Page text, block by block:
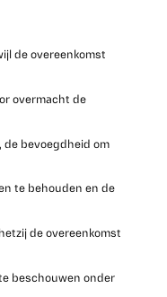
de overeenkomst
overmacht de
bevoegdheid om
te behouden en de
de overeenkomst
beschouwen onder